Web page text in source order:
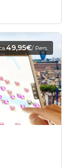
49,95€/ Pers.